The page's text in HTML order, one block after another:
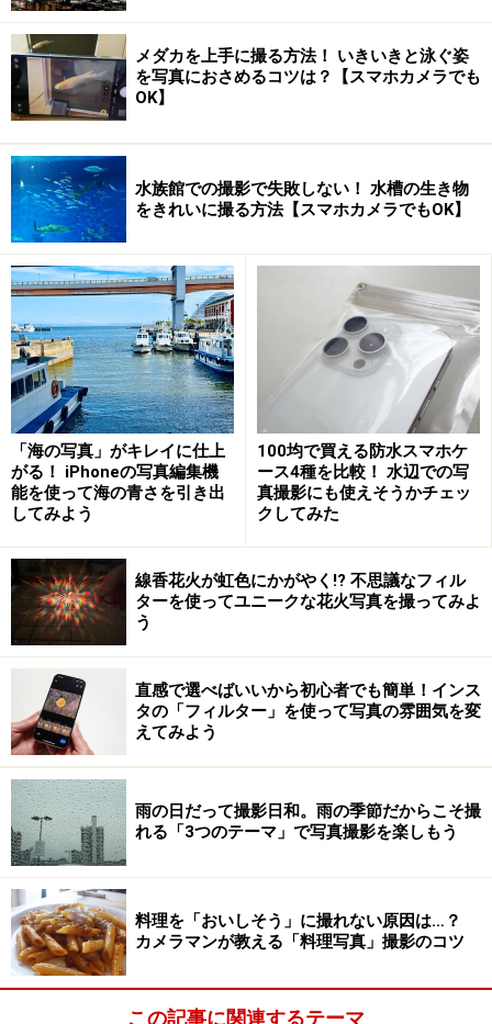
メダカを上手に撮る方法！ いきいきと泳ぐ姿
を写真におさめるコツは？【スマホカメラでも
OK】
水族館での撮影で失敗しない！ 水槽の生き物
をきれいに撮る方法【スマホカメラでもOK】
「海の写真」がキレイに仕上
がる！ iPhoneの写真編集機
能を使って海の青さを引き出
してみよう
100均で買える防水スマホケ
ース4種を比較！ 水辺での写
真撮影にも使えそうかチェッ
クしてみた
線香花火が虹色にかがやく!? 不思議なフィル
ターを使ってユニークな花火写真を撮ってみよ
う
直感で選べばいいから初心者でも簡単！インス
タの「フィルター」を使って写真の雰囲気を変
えてみよう
雨の日だって撮影日和。雨の季節だからこそ撮
れる「3つのテーマ」で写真撮影を楽しもう
料理を「おいしそう」に撮れない原因は…？
カメラマンが教える「料理写真」撮影のコツ
この記事に関連するテーマ